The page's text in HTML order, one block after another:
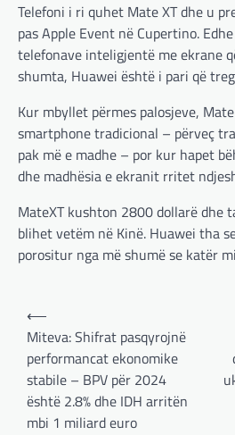
Telefoni i ri quhet Mate XT dhe u
pas Apple Event në Cupertino.
telefonave inteligjentë me ekrane
shumta, Huawei është i pari që
Kur mbyllet përmes palosjeve,
smartphone tradicional – përveç
pak më e madhe – por kur hapet
dhe madhësia e ekranit rritet
MateXT kushton 2800 dollarë dhe
blihet vetëm në Kinë. Huawei tha
porositur nga më shumë se katër
Post
navigation
⟵
Miteva: Shifrat pasqyrojnë
performancat ekonomike
stabile – BPV për 2024
është 2.8% dhe IDH arritën
mbi 1 miliard euro
BOTA,LAJME,MISTER
Çka ndodhë
ndërprerjes së
ushtarake për
Trump
adminadmin
Pas takimit të
francezët dhe
plan paqeje për
BOTA KRONIKË E
MË TË FUNDIT,
Ukrainës: Të
vazhdimin e
SHBA!
adminadmin